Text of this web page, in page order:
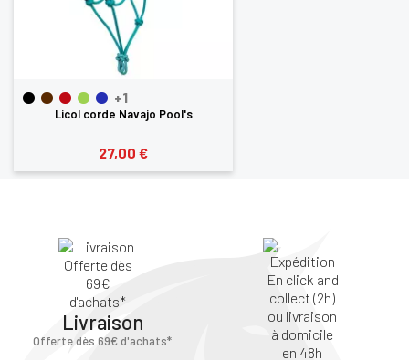
+1
Licol corde Navajo Pool's
27,00 €
Livraison
Offerte dès 69€ d'achats*